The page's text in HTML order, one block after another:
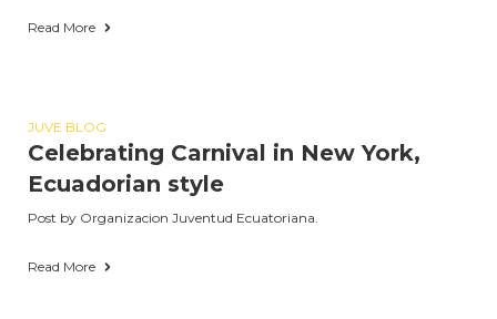
Read More
JUVE BLOG
Celebrating Carnival in New York,
Ecuadorian style
Post by Organizacion Juventud Ecuatoriana.
Read More